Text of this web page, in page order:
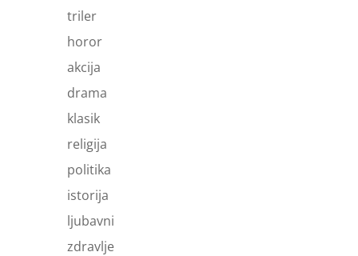
triler
horor
akcija
drama
klasik
religija
politika
istorija
ljubavni
zdravlje